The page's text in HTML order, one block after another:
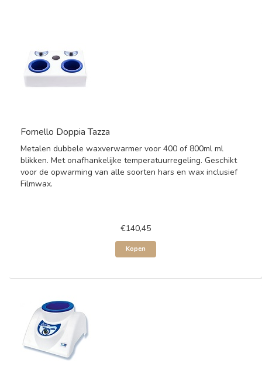
Fornello Doppia Tazza
Metalen dubbele waxverwarmer voor 400 of 800ml ml
blikken. Met onafhankelijke temperatuurregeling. Geschikt
voor de opwarming van alle soorten hars en wax inclusief
Filmwax.
€140,45
Kopen